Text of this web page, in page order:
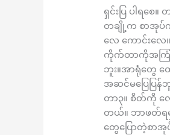
ရှင်းပြ ပါရ
တချို့က စာအုပ်
လေ ကောင်းလ
ကိုက်တာကိုအကြံ
ဘူး။အာရုံတွေ ထွ
အဆင်မပြေပြ
တာ၃။ စိတ်ကို
တယ်။ ဘာဖတ်ရ
တွေပြောတဲ့စာ
စာ
ဖတ်
တာ
မဟုတ်
ဘူး။